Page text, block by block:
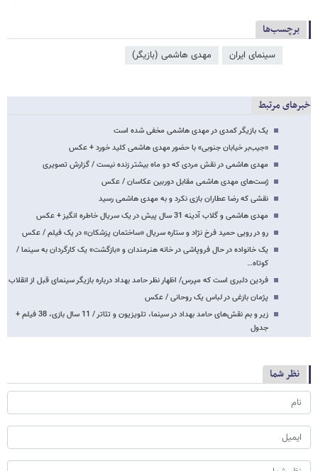
برچسب‌ها
سینمای ایران مهدی هاشمی (بازیگر)
خبرهای مرتبط
یک بازیگر کمدی در مهدی هاشمی مخفی شده است
«جیب‌بر خیابان جنوبی» با حضور مهدی هاشمی کلید خورد + عکس
مهدی هاشمی در نقش مردی که دو ماه بیشتر زنده نیست / گزارش تصویری
ژست‌های مهدی هاشمی مقابل دوربین عکاسان / عکس
نقشی که رضا عطاران بازی نکرد و به مهدی هاشمی رسید
مهدی هاشمی و گلاب آدینه 31 سال پیش در یک سریال خاطره انگیز + عکس
رو در رویی حمید فرخ ن‍ژاد و ستاره سریال «ساختمان پزشکان» در یک فیلم / عکس
یک خانواده در حال فروپاشی در خانه هنرمندان و «بازگشت» یک کارگردان به سینما /
کوتاه…
فردین دلبری است که مپرس/ اظهار نظر حامد بهداد درباره بازیگر سینمای قبل از انقلاب
پژمان بازغی در لباس یک روحانی / عکس
زیر و بم نقش‌های حامد بهداد در سینما، تلویزیون و تئاتر / 11 سال بازی، 38 فیلم +
جدول
نظر شما